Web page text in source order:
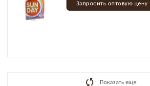
Запросить оптовую цену
Показать еще